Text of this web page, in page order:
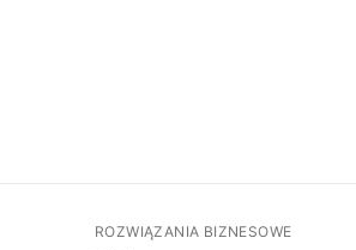
ROZWIĄZANIA BIZNESOWE